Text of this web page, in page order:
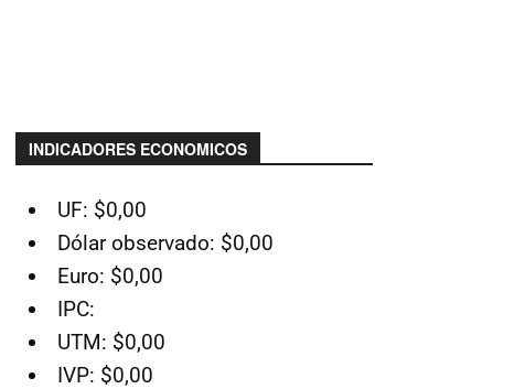
INDICADORES ECONOMICOS
UF: $0,00
Dólar observado: $0,00
Euro: $0,00
IPC:
UTM: $0,00
IVP: $0,00